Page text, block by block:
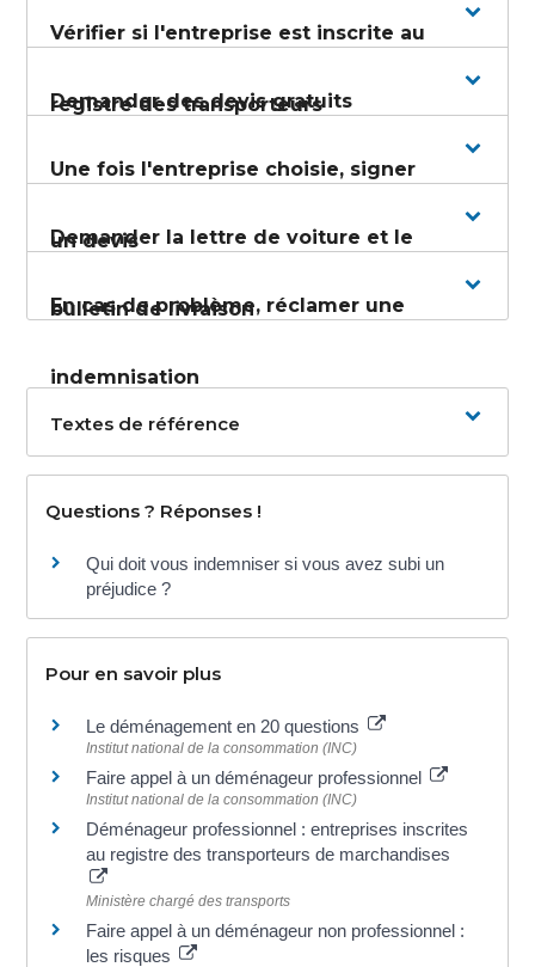
Vérifier si l'entreprise est inscrite au
registre des transporteurs
Demander des devis gratuits
Une fois l'entreprise choisie, signer
un devis
Demander la lettre de voiture et le
bulletin de livraison
En cas de problème, réclamer une
indemnisation
Textes de référence
Questions ? Réponses !
Qui doit vous indemniser si vous avez subi un
préjudice ?
Pour en savoir plus
Le déménagement en 20 questions
Institut national de la consommation (INC)
Faire appel à un déménageur professionnel
Institut national de la consommation (INC)
Déménageur professionnel : entreprises inscrites
au registre des transporteurs de marchandises
Ministère chargé des transports
Faire appel à un déménageur non professionnel :
les risques